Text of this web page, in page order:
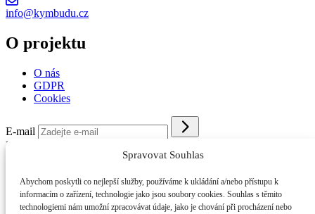
Spravovat Souhlas
Abychom poskytli co nejlepší služby, používáme k ukládání a/nebo přístupu k
informacím o zařízení, technologie jako jsou soubory cookies. Souhlas s těmito
technologiemi nám umožní zpracovávat údaje, jako je chování při procházení nebo
info@kymbudu.cz
O projektu
O nás
GDPR
Cookies
E-mail
Kým budu 2026